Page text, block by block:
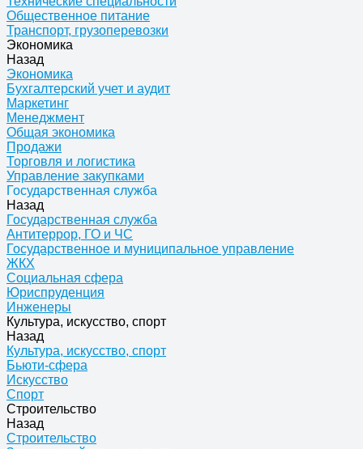
Общественное питание
Транспорт, грузоперевозки
Экономика
Назад
Экономика
Бухгалтерский учет и аудит
Маркетинг
Менеджмент
Общая экономика
Продажи
Торговля и логистика
Управление закупками
Государственная служба
Назад
Государственная служба
Антитеррор, ГО и ЧС
Государственное и муниципальное управление
ЖКХ
Социальная сфера
Юриспруденция
Инженеры
Культура, искусство, спорт
Назад
Культура, искусство, спорт
Бьюти-сфера
Искусство
Спорт
Строительство
Назад
Строительство